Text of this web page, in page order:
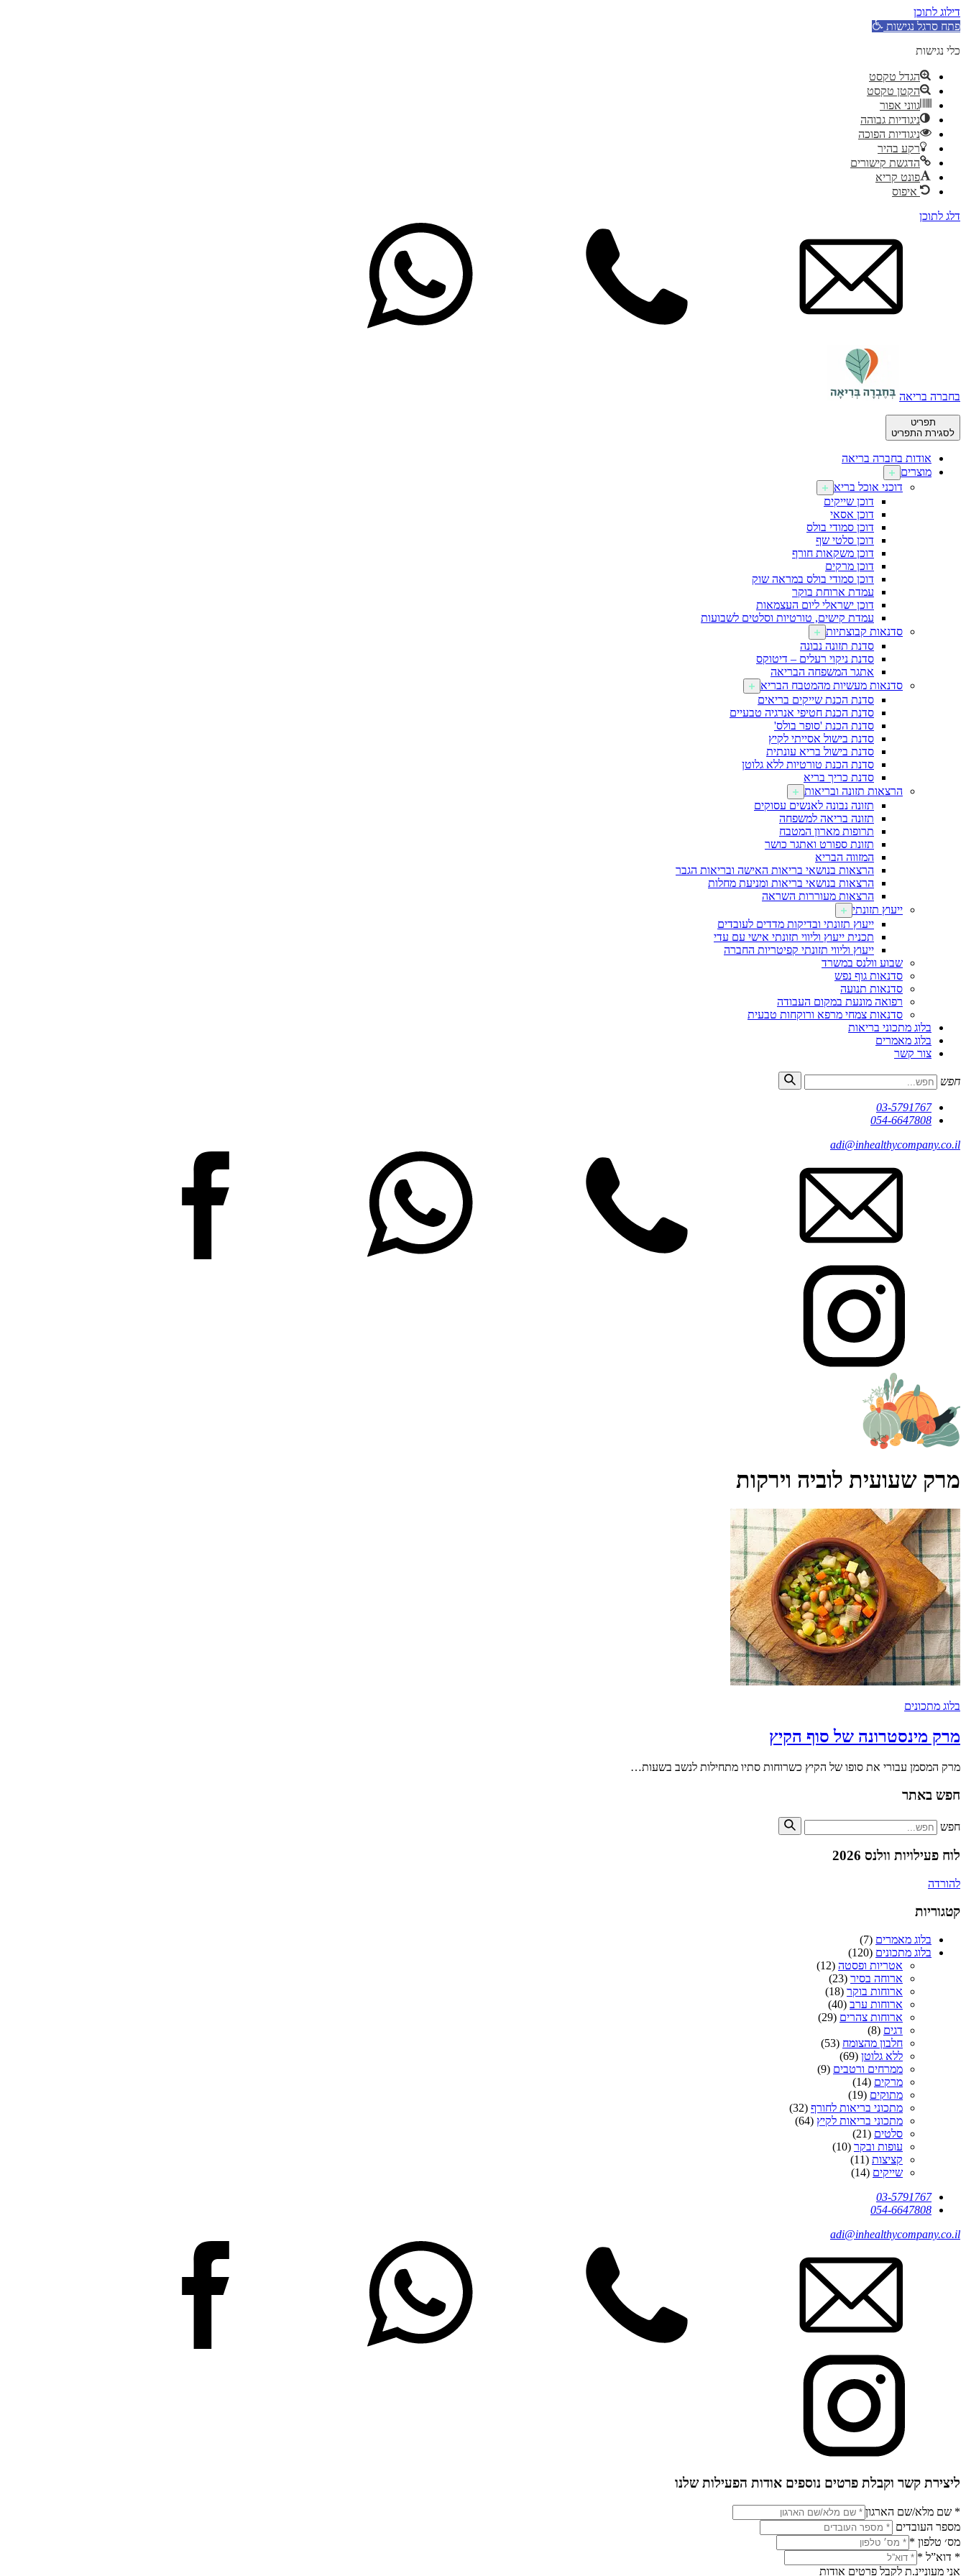
דילוג לתוכן
פתח סרגל נגישות
כלי נגישות
הגדל טקסט
הקטן טקסט
גווני אפור
ניגודיות גבוהה
ניגודיות הפוכה
רקע בהיר
הדגשת קישורים
פונט קריא
איפוס
דלג לתוכן
בחברה בריאה
תפריט
לסגירת התפריט
אודות בחברה בריאה
מוצרים
דוכני אוכל בריא
דוכן שייקים
דוכן אסאי
דוכן סמודי בולס
דוכן סלטי שף
דוכן משקאות חורף
דוכן מרקים
דוכן סמודי בולס במראה שוק
עמדת ארוחת בוקר
דוכן ישראלי ליום העצמאות
עמדת קישים, טורטיות וסלטים לשבועות
סדנאות קבוצתיות
סדנת תזונה נבונה
סדנת ניקוי רעלים – דיטוקס
אתגר המשפחה הבריאה
סדנאות מעשיות מהמטבח הבריא
סדנת הכנת שייקים בריאים
סדנת הכנת חטיפי אנרגיה טבעיים
סדנת הכנת 'סופר בולס'
סדנת בישול אסייתי לקיץ
סדנת בישול בריא עונתית
סדנת הכנת טורטיות ללא גלוטן
סדנת כריך בריא
הרצאות תזונה ובריאות
תזונה נבונה לאנשים עסוקים
תזונה בריאה למשפחה
תרופות מארון המטבח
תזונת ספורט ואתגר כושר
המזווה הבריא
הרצאות בנושאי בריאות האישה ובריאות הגבר
הרצאות בנושאי בריאות ומניעת מחלות
הרצאות מעוררות השראה
ייעוץ תזונתי
ייעוץ תזונתי ובדיקות מדדים לעובדים
תכנית ייעוץ וליווי תזונתי אישי עם עדי
ייעוץ וליווי תזונתי קפיטריות החברה
שבוע וולנס במשרד
סדנאות גוף נפש
סדנאות תנועה
רפואה מונעת במקום העבודה
סדנאות צמחי מרפא ורוקחות טבעית
בלוג מתכוני בריאות
בלוג מאמרים
צור קשר
חפש
03-5791767
054-6647808
adi@inhealthycompany.co.il
מרק שעועית לוביה וירקות
בלוג מתכונים
מרק מינסטרונה של סוף הקיץ
מרק המסמן עבורי את סופו של הקיץ כשרוחות סתיו מתחילות לנשב בשעות…
חפש באתר
חפש
לוח פעילויות וולנס 2026
להורדה
קטגוריות
בלוג מאמרים (7)
בלוג מתכונים (120)
אטריות ופסטה (12)
ארוחה בסיר (23)
ארוחות בוקר (18)
ארוחות ערב (40)
ארוחות צהרים (29)
דגים (8)
חלבון מהצומח (53)
ללא גלוטן (69)
ממרחים ורטבים (9)
מרקים (14)
מתוקים (19)
מתכוני בריאות לחורף (32)
מתכוני בריאות לקיץ (64)
סלטים (21)
עופות ובקר (10)
קציצות (11)
שייקים (14)
03-5791767
054-6647808
adi@inhealthycompany.co.il
ליצירת קשר וקבלת פרטים נוספים אודות הפעילות שלנו
* שם מלא/שם הארגון
מספר העובדים
מס׳ טלפון *
* דוא”ל *
אני מעוניינ.ת לקבל פרטים אודות